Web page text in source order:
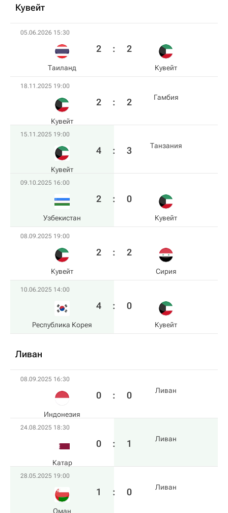
Кувейт
05.06.2026 15:30
Таиланд
2 : 2
Кувейт
18.11.2025 19:00
Кувейт
2 : 2 Гамбия
15.11.2025 19:00
Кувейт
4 : 3 Танзания
09.10.2025 16:00
Узбекистан
2 : 0
Кувейт
08.09.2025 19:00
Кувейт
2 : 2
Сирия
10.06.2025 14:00
Республика Корея
4 : 0
Кувейт
Ливан
08.09.2025 16:30
Индонезия
0 : 0 Ливан
24.08.2025 18:30
Катар
0 : 1 Ливан
28.05.2025 19:00
Оман
1 : 0 Ливан